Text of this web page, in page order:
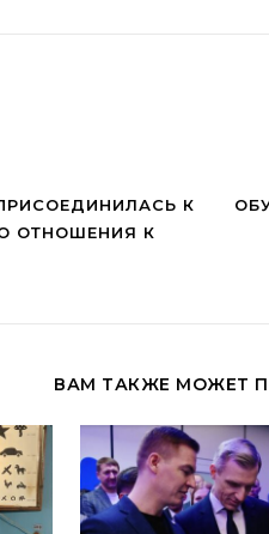
К
ОТНОШЕНИЯ К
ВАМ ТАКЖЕ МОЖЕТ